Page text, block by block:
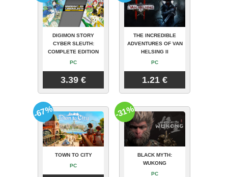
DIGIMON STORY
CYBER SLEUTH:
COMPLETE EDITION
PC
3.39 €
THE INCREDIBLE
ADVENTURES OF VAN
HELSING II
PC
1.21 €
TOWN TO CITY
PC
-67%
BLACK MYTH:
WUKONG
PC
-31%